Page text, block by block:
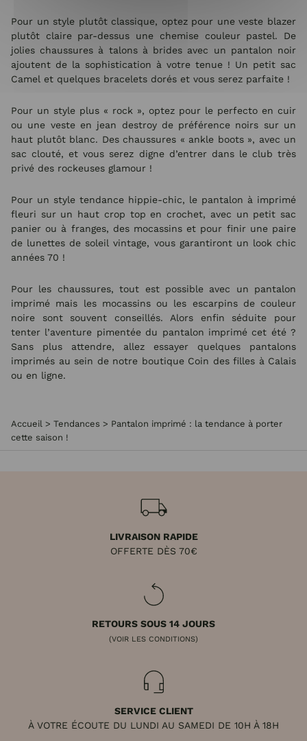
Pour un style plutôt classique, optez pour une veste blazer
plutôt claire par-dessus une chemise couleur pastel. De
jolies chaussures à talons à brides avec un pantalon noir
ajoutent de la sophistication à votre tenue ! Un petit sac
Camel et quelques bracelets dorés et vous serez parfaite !
Pour un style plus « rock », optez pour le perfecto en cuir
ou une veste en jean destroy de préférence noirs sur un
haut plutôt blanc. Des chaussures « ankle boots », avec un
sac clouté, et vous serez digne d’entrer dans le club très
privé des rockeuses glamour !
Pour un style tendance hippie-chic, le pantalon à imprimé
fleuri sur un haut crop top en crochet, avec un petit sac
panier ou à franges, des mocassins et pour finir une paire
de lunettes de soleil vintage, vous garantiront un look chic
années 70 !
Pour les chaussures, tout est possible avec un pantalon
imprimé mais les mocassins ou les escarpins de couleur
noire sont souvent conseillés. Alors enfin séduite pour
tenter l’aventure pimentée du pantalon imprimé cet été ?
Sans plus attendre, allez essayer quelques pantalons
imprimés au sein de notre boutique Coin des filles à Calais
ou en ligne.
Accueil > Tendances > Pantalon imprimé : la tendance à porter
cette saison !
LIVRAISON RAPIDE
OFFERTE DÈS 70€
RETOURS SOUS 14 JOURS
(VOIR LES CONDITIONS)
SERVICE CLIENT
À VOTRE ÉCOUTE DU LUNDI AU SAMEDI DE 10H À 18H